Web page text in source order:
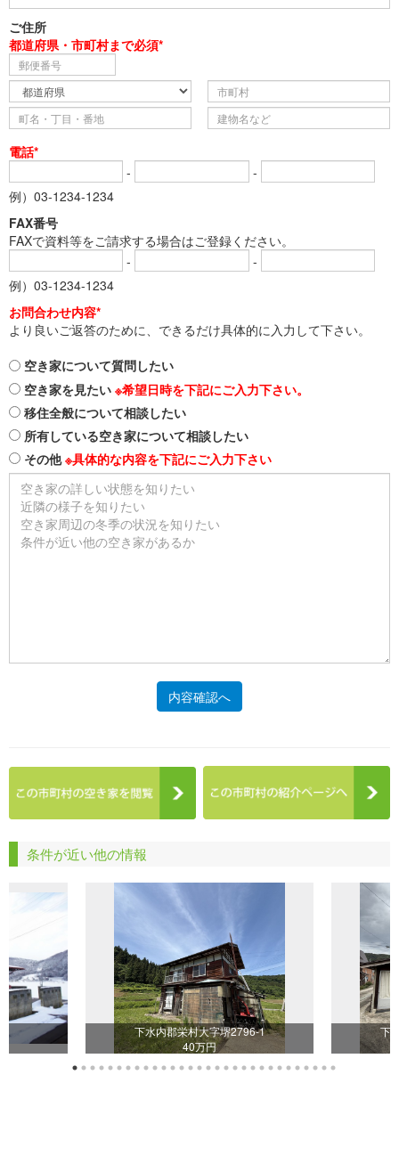
ご住所
都道府県・市町村まで必須*
電話*
-
-
例）03-1234-1234
FAX番号
FAXで資料等をご請求する場合はご登録ください。
-
-
例）03-1234-1234
お問合わせ内容*
より良いご返答のために、できるだけ具体的に入力して下さい。
空き家について質問したい
空き家を見たい ※希望日時を下記にご入力下さい。
移住全般について相談したい
所有している空き家について相談したい
その他※具体的な内容を下記にご入力下さい
内容確認へ
条件が近い他の情報
下水内郡栄村大字堺2796-1
40万円
下